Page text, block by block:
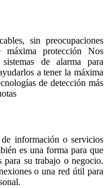
sin preocupaciones
máxima protección Nos
de alarma para
a tener la máxima
de detección más
información o servicios
es una forma para que
para su trabajo o negocio.
o una red útil para